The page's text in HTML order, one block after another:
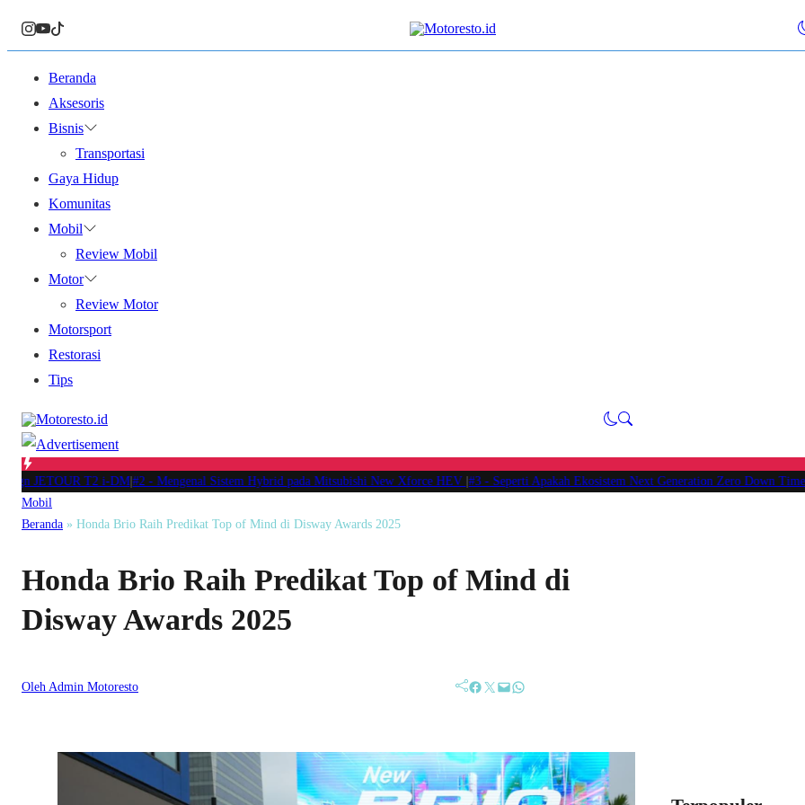
Beranda
Aksesoris
Bisnis
Transportasi
Gaya Hidup
Komunitas
Mobil
Review Mobil
Motor
Review Motor
Motorsport
Restorasi
Tips
JETOUR T2 i-DM|#2 -Mengenal Sistem Hybrid pada Mitsubishi New Xforce HEV|#3 -Seperti Apakah Ekosistem Next Generation Zero Down Time
Mobil
Beranda » Honda Brio Raih Predikat Top of Mind di Disway Awards 2025
Honda Brio Raih Predikat Top of Mind di
Disway Awards 2025
Oleh Admin Motoresto Facebook Twitter Mail WhatsApp